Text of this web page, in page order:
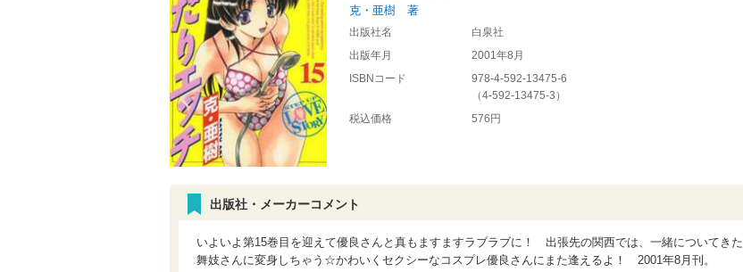
克・亜樹 著
出版社名
白泉社
出版年月
2001年8月
ISBNコード
978-4-592-13475-6
（4-592-13475-3 ）
税込価格
576円
出版社・メーカーコメント
いよいよ第15巻目を迎えて優良さんと真もますますラブラブに！ 出張先の関西では、一緒についてき
舞妓さんに変身しちゃう☆かわいくセクシーなコスプレ優良さんにまた逢えるよ！ 2001年8月刊。